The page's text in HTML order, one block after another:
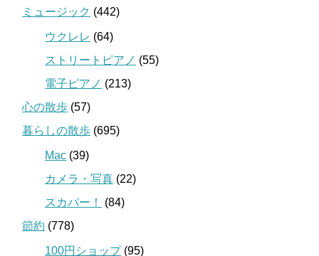
ミュージック (442)
ウクレレ (64)
ストリートピアノ (55)
電子ピアノ (213)
心の散歩 (57)
暮らしの散歩 (695)
Mac (39)
カメラ・写真 (22)
スカパー！
(84)
節約 (778)
100円ショップ(95)